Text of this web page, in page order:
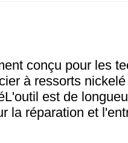
conçu pour les
à ressorts
est de
la réparation et